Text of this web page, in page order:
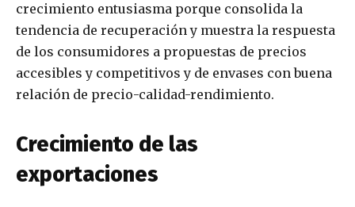
crecimiento entusiasma porque consolida la
tendencia de recuperación y muestra la respuesta
de los consumidores a propuestas de precios
accesibles y competitivos y de envases con buena
relación de precio-calidad-rendimiento.
Crecimiento de las
exportaciones